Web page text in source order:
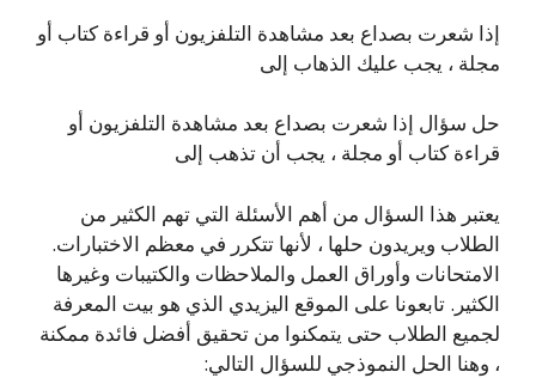
إذا شعرت بصداع بعد مشاهدة التلفزيون أو قراءة كتاب أو
مجلة ، يجب عليك الذهاب إلى
حل سؤال إذا شعرت بصداع بعد مشاهدة التلفزيون أو
قراءة كتاب أو مجلة ، يجب أن تذهب إلى
يعتبر هذا السؤال من أهم الأسئلة التي تهم الكثير من
الطلاب ويريدون حلها ، لأنها تتكرر في معظم الاختبارات.
الامتحانات وأوراق العمل والملاحظات والكتيبات وغيرها
الكثير. تابعونا على الموقع اليزيدي الذي هو بيت المعرفة
لجميع الطلاب حتى يتمكنوا من تحقيق أفضل فائدة ممكنة
، وهنا الحل النموذجي للسؤال التالي: